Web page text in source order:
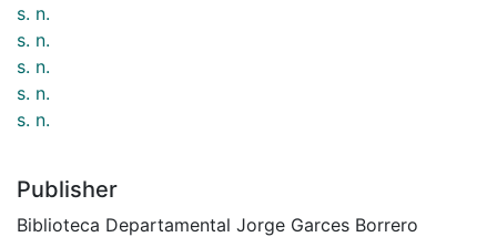
s. n.
s. n.
s. n.
s. n.
s. n.
Publisher
Biblioteca Departamental Jorge Garces Borrero